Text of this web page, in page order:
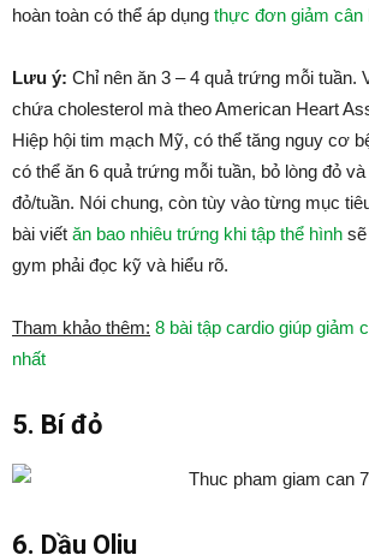
hoàn toàn có thể áp dụng thực đơn giảm cân
Lưu ý: Chỉ nên ăn 3 – 4 quả trứng mỗi tuần.
chứa cholesterol mà theo American Heart
Hiệp hội tim mạch Mỹ, có thể tăng nguy cơ
có thể ăn 6 quả trứng mỗi tuần, bỏ lòng đỏ
đỏ/tuần. Nói chung, còn tùy vào từng mục
bài viết ăn bao nhiêu trứng khi tập thể hình
gym phải đọc kỹ và hiểu rõ.
Tham khảo thêm: 8 bài tập cardio giúp giảm
nhất
5. Bí đỏ
6. Dầu Oliu